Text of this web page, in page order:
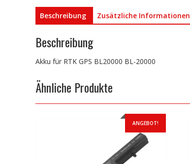
Beschreibung Zusätzliche Informationen
Beschreibung
Akku für RTK GPS BL20000 BL-20000
Ähnliche Produkte
ANGEBOT!